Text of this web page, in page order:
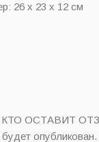
26 x 23 x 12 см
ОСТАВИТ ОТЗЫВ
опубликован.